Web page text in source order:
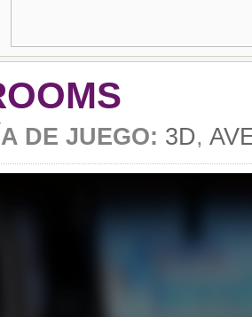
DE JUEGO: 3D,